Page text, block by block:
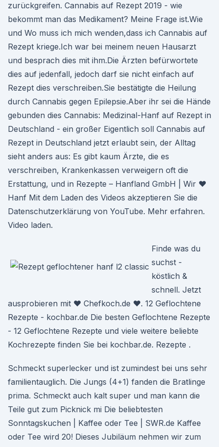
zurückgreifen. Cannabis auf Rezept 2019 - wie
bekommt man das Medikament? Meine Frage ist.Wie
und Wo muss ich mich wenden,dass ich Cannabis auf
Rezept kriege.Ich war bei meinem neuen Hausarzt
und besprach dies mit ihm.Die Ärzten befürwortete
dies auf jedenfall, jedoch darf sie nicht einfach auf
Rezept dies verschreiben.Sie bestätigte die Heilung
durch Cannabis gegen Epilepsie.Aber ihr sei die Hände
gebunden dies Cannabis: Medizinal-Hanf auf Rezept in
Deutschland - ein großer Eigentlich soll Cannabis auf
Rezept in Deutschland jetzt erlaubt sein, der Alltag
sieht anders aus: Es gibt kaum Ärzte, die es
verschreiben, Krankenkassen verweigern oft die
Erstattung, und in Rezepte – Hanfland GmbH | Wir ♥
Hanf Mit dem Laden des Videos akzeptieren Sie die
Datenschutzerklärung von YouTube. Mehr erfahren.
Video laden.
Finde was du
suchst -
köstlich &
schnell. Jetzt
ausprobieren mit ♥ Chefkoch.de ♥. 12 Geflochtene
Rezepte - kochbar.de Die besten Geflochtene Rezepte
- 12 Geflochtene Rezepte und viele weitere beliebte
Kochrezepte finden Sie bei kochbar.de. Rezepte .
Schmeckt superlecker und ist zumindest bei uns sehr
familientauglich. Die Jungs (4+1) fanden die Bratlinge
prima. Schmeckt auch kalt super und man kann die
Teile gut zum Picknick mi Die beliebtesten
Sonntagskuchen | Kaffee oder Tee | SWR.de Kaffee
oder Tee wird 20! Dieses Jubiläum nehmen wir zum